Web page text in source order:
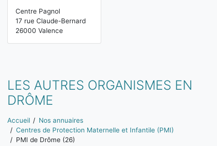
Centre Pagnol
17 rue Claude-Bernard
26000 Valence
LES AUTRES ORGANISMES EN
DRÔME
Vous êtes ici:
Accueil
Nos annuaires
Centres de Protection Maternelle et Infantile (PMI)
PMI de Drôme (26)